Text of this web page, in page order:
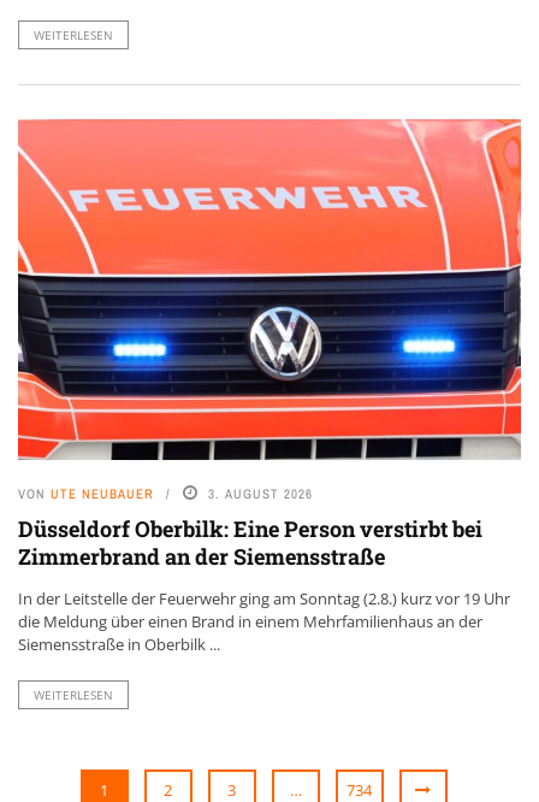
WEITERLESEN
VON UTE NEUBAUER 3. AUGUST 2026
Düsseldorf Oberbilk: Eine Person verstirbt bei
Zimmerbrand an der Siemensstraße
In der Leitstelle der Feuerwehr ging am Sonntag (2.8.) kurz vor 19 Uhr
die Meldung über einen Brand in einem Mehrfamilienhaus an der
Siemensstraße in Oberbilk ...
WEITERLESEN
1 2 3 … 734